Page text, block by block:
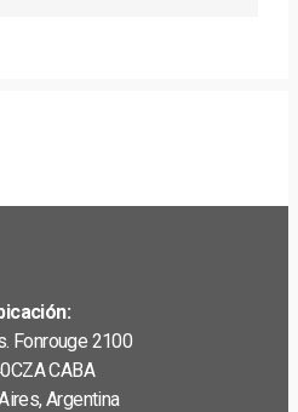
Fonrouge 2100
CABA
Argentina